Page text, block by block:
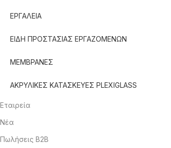
ΕΡΓΑΛΕΙΑ
ΕΙΔΗ ΠΡΟΣΤΑΣΙΑΣ ΕΡΓΑΖΟΜΕΝΩΝ
ΜΕΜΒΡΑΝΕΣ
ΑΚΡΥΛΙΚΕΣ ΚΑΤΑΣΚΕΥΕΣ PLEXIGLASS
Εταιρεία
Νέα
Πωλήσεις B2B